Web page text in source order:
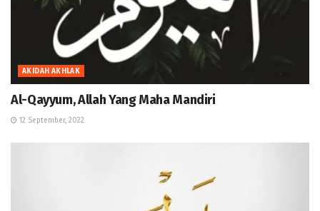
AKIDAH AKHLAK
Al-Qayyum, Allah Yang Maha Mandiri
12 September, 2022